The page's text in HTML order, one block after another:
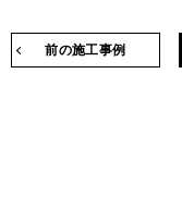
前の施工事例